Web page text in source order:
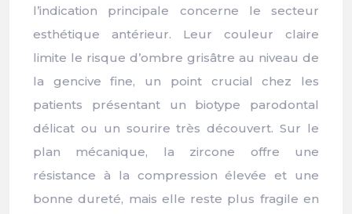
l’indication principale concerne le secteur
esthétique antérieur. Leur couleur claire
limite le risque d’ombre grisâtre au niveau de
la gencive fine, un point crucial chez les
patients présentant un biotype parodontal
délicat ou un sourire très découvert. Sur le
plan mécanique, la zircone offre une
résistance à la compression élevée et une
bonne dureté, mais elle reste plus fragile en